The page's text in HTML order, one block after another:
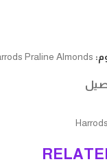
Praline Almonds